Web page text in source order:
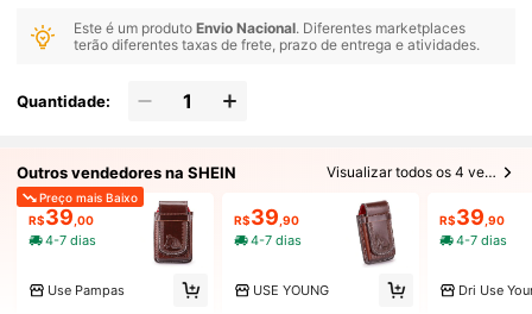
Este é um produtoEnvio Nacional. Diferentes marketplaces
terão diferentes taxas de frete, prazo de entrega e atividades.
Quantidade:
Outros vendedores na SHEIN Visualizar todos os 4 vendedores
Preço mais Baixo
R$39 ,00
4-7 dias
Use Pampas
R$39 ,90
4-7 dias
USE YOUNG
R$39 ,90
4-7 dias
Dri Use